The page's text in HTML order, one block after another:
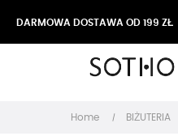
DARMOWA DOSTAWA OD 199 ZŁ
Home BIŻUTERIA